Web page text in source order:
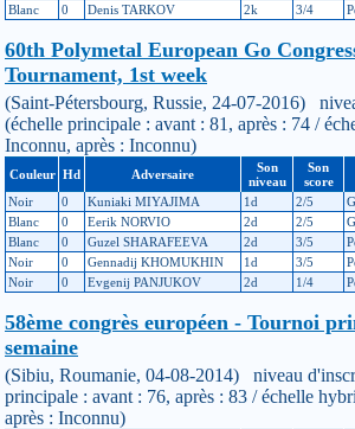
Blanc
0 Denis TARKOV 2k 3/4
60th Polymetal European Go
Tournament, 1st week
(Saint-Pétersbourg, Russie, 24-07-2016)
(échelle principale : avant : 81, après : 74 /
Inconnu, après : Inconnu)
Couleur Hd Adversaire
Son
niveau
Son
score
Noir
0 Kuniaki MIYAJIMA 1d 2/5
Blanc
0 Eerik NORVIO 2d 2/5
Blanc
0 Guzel SHARAFEEVA 2d 3/5
Noir
0 Gennadij KHOMUKHIN 1d 3/5
Noir
0 Evgenij PANJUKOV 2d 1/4
58ème congrès européen - Tournoi
semaine
(Sibiu, Roumanie, 04-08-2014) niveau
principale : avant : 76, après : 83 / échelle
après : Inconnu)